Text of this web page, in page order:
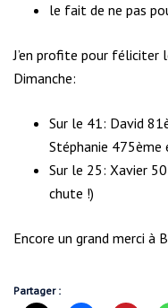
le fait de ne pas
J’en profite pour féliciter
Dimanche:
Sur le 41: David
Stéphanie 475ème
Sur le 25: Xavier
chute !)
Encore un grand merci à
Partager :